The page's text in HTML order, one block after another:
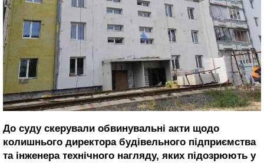
До суду скерували обвинувальні акти щодо
колишнього директора будівельного підприємства
та інженера технічного нагляду, яких підозрюють у